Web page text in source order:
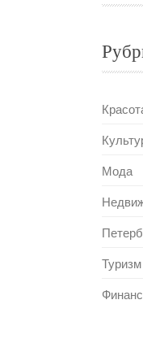
Мода
Туризм